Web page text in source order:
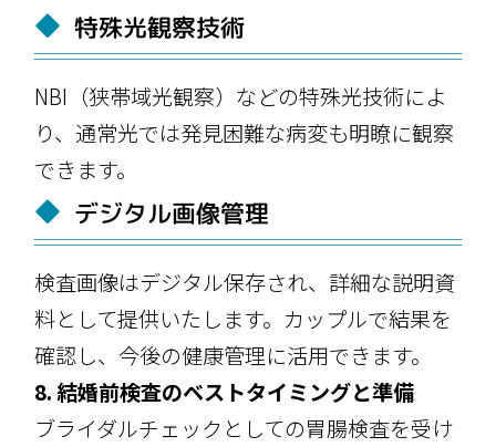
特殊光観察技術
NBI（狭帯域光観察）などの特殊光技術によ
り、通常光では発見困難な病変も明瞭に観察
できます。
デジタル画像管理
検査画像はデジタル保存され、詳細な説明資
料として提供いたします。カップルで結果を
確認し、今後の健康管理に活用できます。
8. 結婚前検査のベストタイミングと準備
ブライダルチェックとしての胃腸検査を受け